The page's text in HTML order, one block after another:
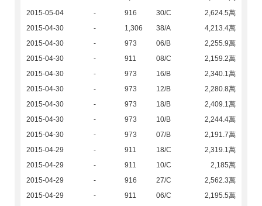
2015-05-04
- 916 30/C
2,624.5萬
2015-04-30
- 1,306 38/A
4,213.4萬
2015-04-30
- 973 06/B
2,255.9萬
2015-04-30
- 911 08/C
2,159.2萬
2015-04-30
- 973 16/B
2,340.1萬
2015-04-30
- 973 12/B
2,280.8萬
2015-04-30
- 973 18/B
2,409.1萬
2015-04-30
- 973 10/B
2,244.4萬
2015-04-30
- 973 07/B
2,191.7萬
2015-04-29
- 911 18/C
2,319.1萬
2015-04-29
- 911 10/C
2,185萬
2015-04-29
- 916 27/C
2,562.3萬
2015-04-29
- 911 06/C
2,195.5萬